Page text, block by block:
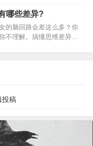
候，要尽…
道歉效果会更好。 2、敢
是一种为自己狡辩的伎
的宽恕，你必须有责任
过失，才能够真心地道
哪些差异?
的脑回路会差这么多？你
不理解。搞懂思维差异，
式有哪些差异？1.信息的处
先”，一根筋冲着目标走，
“兼顾感受优先”，会把人和
精准get到别人没说出口的
奔向主题。而女性思维就
投稿